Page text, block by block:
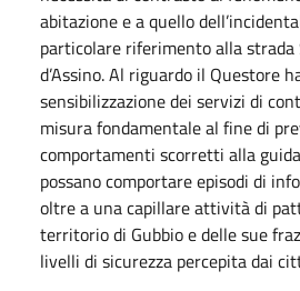
abitazione e a quello
particolare riferimento alla strada
d’Assino. Al riguardo il Questore
sensibilizzazione dei servizi di
misura fondamentale al fine di
comportamenti scorretti alla
possano comportare episodi di
oltre a una capillare attività di
territorio di Gubbio e delle sue
livelli di sicurezza percepita dai